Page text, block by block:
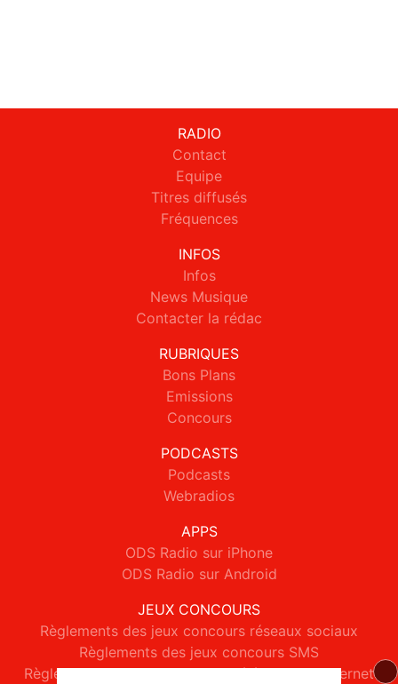
RADIO
Contact
Equipe
Titres diffusés
Fréquences
INFOS
Infos
News Musique
Contacter la rédac
RUBRIQUES
Bons Plans
Emissions
Concours
PODCASTS
Podcasts
Webradios
APPS
ODS Radio sur iPhone
ODS Radio sur Android
JEUX CONCOURS
Règlements des jeux concours réseaux sociaux
Règlements des jeux concours SMS
Règlements des jeux concours téléphone et internet